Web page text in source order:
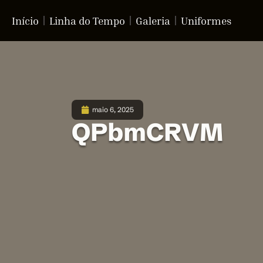
Início Linha do Tempo Galeria Uniformes
maio 6, 2025
QPbmCRVM